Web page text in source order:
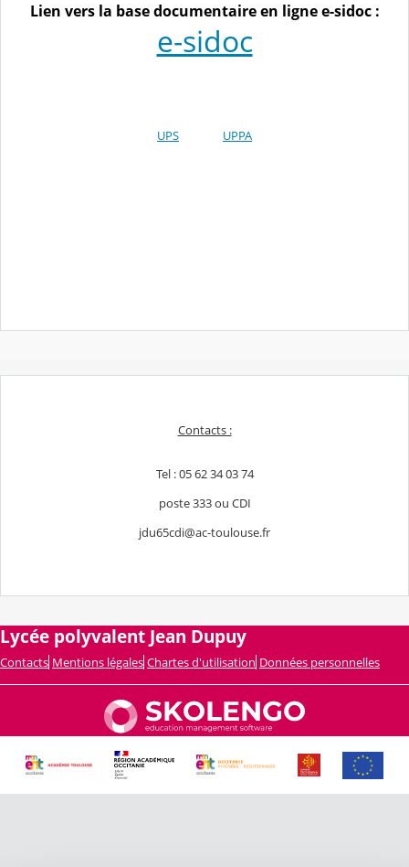
Lien vers la base documentaire en ligne e-sidoc :
e-sidoc
UPS UPPA
Contacts :
Tel : 05 62 34 03 74
poste 333 ou CDI
jdu65cdi@ac-toulouse.fr
Lycée polyvalent Jean Dupuy
Contacts Mentions légales Chartes d'utilisation Données personnelles